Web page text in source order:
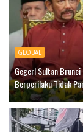
GLOBAL
Geger! Sultan
Berperilaku Tidak